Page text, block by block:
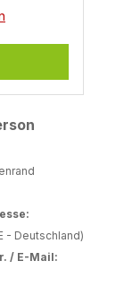
Super
am
die Wert
- Deutschland)
/ E-Mail: